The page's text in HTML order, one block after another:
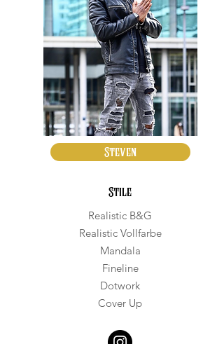
Steven
Stile
Realistic B&G
Realistic Vollfarbe
Mandala
Fineline
Dotwork
Cover Up